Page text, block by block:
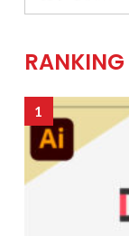
RANKING